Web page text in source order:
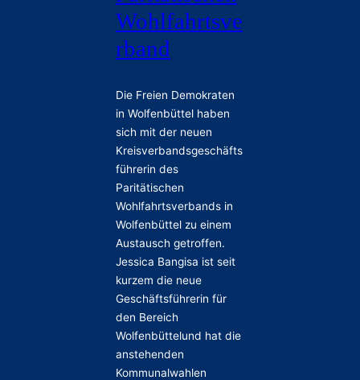
Wohlfahrtsve
rband
Die Freien Demokraten
in Wolfenbüttel haben
sich mit der neuen
Kreisverbandsgeschäfts
führerin des
Paritätischen
Wohlfahrtsverbands in
Wolfenbüttel zu einem
Austausch getroffen.
Jessica Bangisa ist seit
kurzem die neue
Geschäftsführerin für
den Bereich
Wolfenbüttelund hat die
anstehenden
Kommunalwahlen